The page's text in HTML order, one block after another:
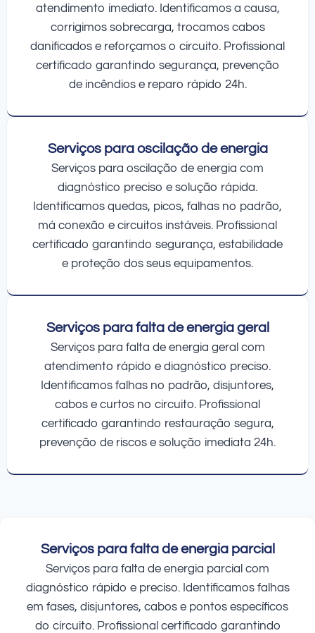
atendimento imediato. Identificamos a causa,
corrigimos sobrecarga, trocamos cabos
danificados e reforçamos o circuito. Profissional
certificado garantindo segurança, prevenção
de incêndios e reparo rápido 24h.
Serviços para oscilação de energia
Serviços para oscilação de energia com
diagnóstico preciso e solução rápida.
Identificamos quedas, picos, falhas no padrão,
má conexão e circuitos instáveis. Profissional
certificado garantindo segurança, estabilidade
e proteção dos seus equipamentos.
Serviços para falta de energia geral
Serviços para falta de energia geral com
atendimento rápido e diagnóstico preciso.
Identificamos falhas no padrão, disjuntores,
cabos e curtos no circuito. Profissional
certificado garantindo restauração segura,
prevenção de riscos e solução imediata 24h.
Serviços para falta de energia parcial
Serviços para falta de energia parcial com
diagnóstico rápido e preciso. Identificamos falhas
em fases, disjuntores, cabos e pontos específicos
do circuito. Profissional certificado garantindo